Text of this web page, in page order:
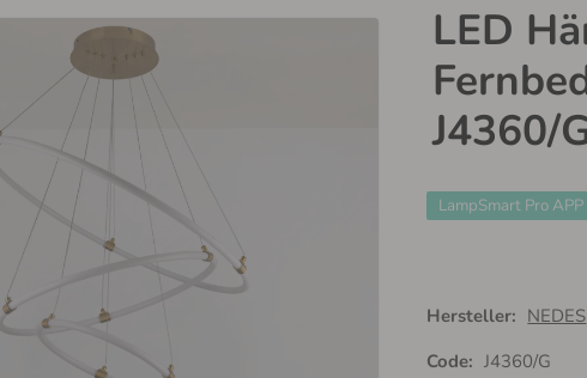
LED
J4360/
LampSmart Pro APP
Hersteller: NEDES
Code: J4360/G